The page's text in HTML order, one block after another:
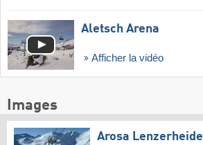
Aletsch Arena
Afficher la vidéo
Images
Arosa Lenzerheide